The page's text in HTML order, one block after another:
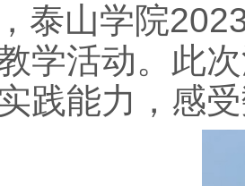
泰山学院
学活动。此
践能力，感